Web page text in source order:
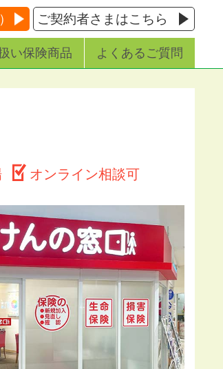
ご契約者さまはこちら
い保険商品 よくあるご質問
オンライン相談可